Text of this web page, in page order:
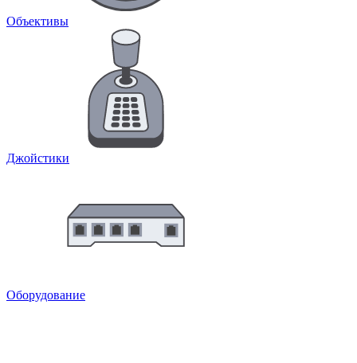
Объективы
Джойстики
Оборудование